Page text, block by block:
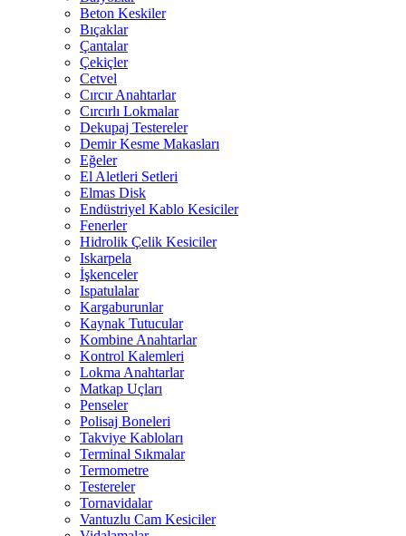
Beton Keskiler
Bıçaklar
Çantalar
Çekiçler
Cetvel
Cırcır Anahtarlar
Cırcırlı Lokmalar
Dekupaj Testereler
Demir Kesme Makasları
Eğeler
El Aletleri Setleri
Elmas Disk
Endüstriyel Kablo Kesiciler
Fenerler
Hidrolik Çelik Kesiciler
Iskarpela
İşkenceler
Ispatulalar
Kargaburunlar
Kaynak Tutucular
Kombine Anahtarlar
Kontrol Kalemleri
Lokma Anahtarlar
Matkap Uçları
Penseler
Polisaj Boneleri
Takviye Kabloları
Terminal Sıkmalar
Termometre
Testereler
Tornavidalar
Vantuzlu Cam Kesiciler